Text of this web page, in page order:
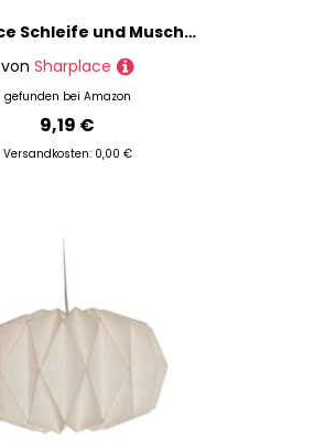
Sharplace Schleife und Muschelgirlande, 4M Sommerbanner Muscheln Dekor, Küsten Junggesellinnen Dekor, Blau
von Sharplace
gefunden bei Amazon
9,19 €
Versandkosten: 0,00 €